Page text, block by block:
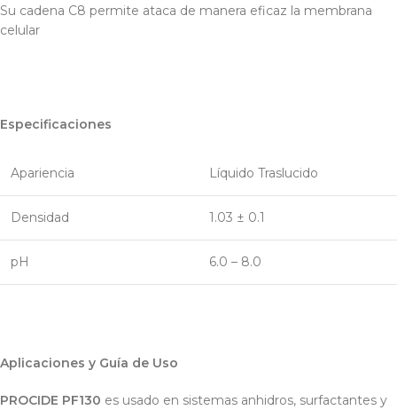
Su cadena C8 permite ataca de manera eficaz la membrana
celular
Especificaciones
Apariencia Líquido Traslucido
Densidad 1.03 ± 0.1
pH 6.0 – 8.0
Aplicaciones y Guía de Uso
PROCIDE PF130 es usado en sistemas anhidros, surfactantes y